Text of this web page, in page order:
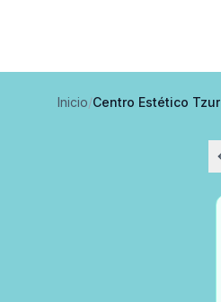
Inicio/Centro Estético Tzur